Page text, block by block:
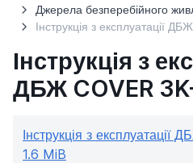
Джерела безперебійного
Інструкція з експлуатації ДБЖ COVER 3K-TL_RU
Інструкція з
ДБЖ COVER
Інструкція з
1.6 MiB